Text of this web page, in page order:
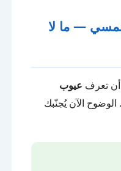
— ما لا
أن تعرف عيوب
الآن يُجنّبك